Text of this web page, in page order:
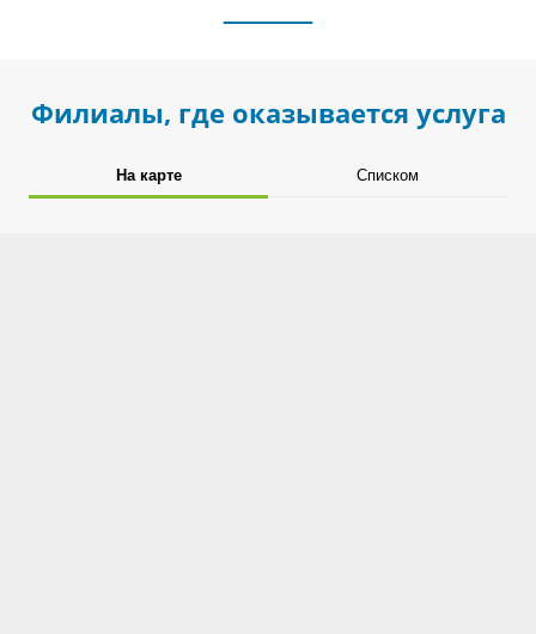
Филиалы, где оказывается услуга
На карте Списком